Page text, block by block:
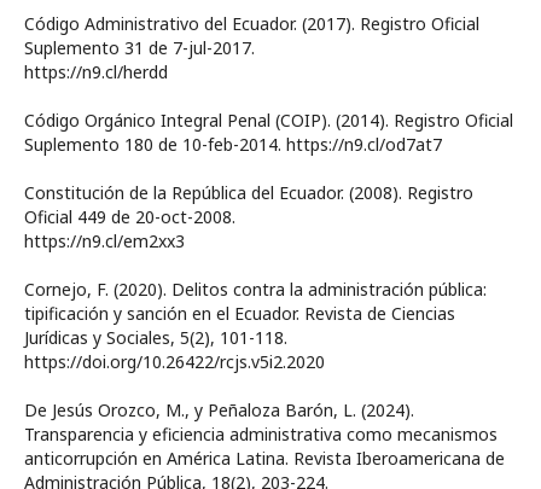
Código Administrativo del Ecuador. (2017). Registro Oficial
Suplemento 31 de 7-jul-2017.
https://n9.cl/herdd
Código Orgánico Integral Penal (COIP). (2014). Registro Oficial
Suplemento 180 de 10-feb-2014. https://n9.cl/od7at7
Constitución de la República del Ecuador. (2008). Registro
Oficial 449 de 20-oct-2008.
https://n9.cl/em2xx3
Cornejo, F. (2020). Delitos contra la administración pública:
tipificación y sanción en el Ecuador. Revista de Ciencias
Jurídicas y Sociales, 5(2), 101-118.
https://doi.org/10.26422/rcjs.v5i2.2020
De Jesús Orozco, M., y Peñaloza Barón, L. (2024).
Transparencia y eficiencia administrativa como mecanismos
anticorrupción en América Latina. Revista Iberoamericana de
Administración Pública, 18(2), 203-224.